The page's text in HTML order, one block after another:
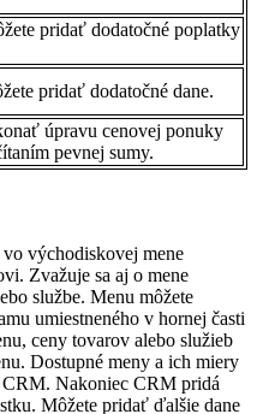
pridať dodatočné poplatky
pridať dodatočné dane.
úpravu cenovej ponuky
pevnej sumy.
východiskovej mene
Zvažuje sa aj o mene
službe. Menu môžete
umiestneného v hornej časti
ceny tovarov alebo služieb
Dostupné meny a ich miery
CRM. Nakoniec CRM pridá
Môžete pridať ďalšie dane